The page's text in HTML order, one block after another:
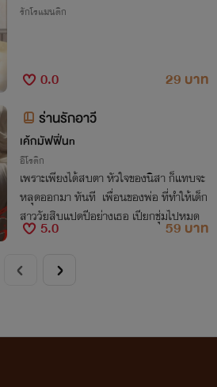
รักโรแมนติก
0.0
29 บาท
ร่านรักอาวี
เค้กมัฟฟิ่นn
อีโรติก
เพราะเพียงได้สบตา หัวใจของนิสา ก็แทบจะ
หลุดออกมา ทันที เพื่อนของพ่อ ที่ทำให้เด็ก
สาววัยสิบแปดปีอย่างเธอ เปียกชุ่มไปหมด
5.0 59 บาท